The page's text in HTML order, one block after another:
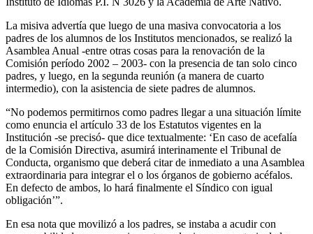
La misiva advertía que luego de una masiva convocatoria a los
padres de los alumnos de los Institutos mencionados, se realizó la
Asamblea Anual -entre otras cosas para la renovación de la
Comisión período 2002 – 2003- con la presencia de tan solo cinco
padres, y luego, en la segunda reunión (a manera de cuarto
intermedio), con la asistencia de siete padres de alumnos.
“No podemos permitirnos como padres llegar a una situación límite
como enuncia el artículo 33 de los Estatutos vigentes en la
Institución -se precisó- que dice textualmente: ‘En caso de acefalía
de la Comisión Directiva, asumirá interinamente el Tribunal de
Conducta, organismo que deberá citar de inmediato a una Asamblea
extraordinaria para integrar el o los órganos de gobierno acéfalos.
En defecto de ambos, lo hará finalmente el Síndico con igual
obligación’”.
En esa nota que movilizó a los padres, se instaba a acudir con